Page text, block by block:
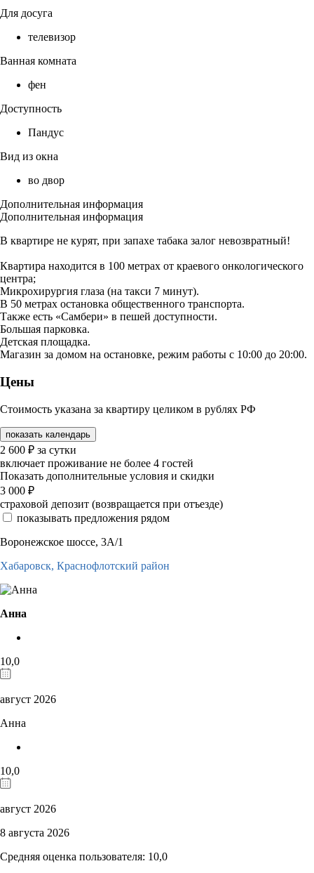
Для досуга
телевизор
Ванная комната
фен
Доступность
Пандус
Вид из окна
во двор
Дополнительная информация
Дополнительная информация
В квартире не курят, при запахе табака залог невозвратный!
Квартира находится в 100 метрах от краевого онкологического
центра;
Микрохирургия глаза (на такси 7 минут).
В 50 метрах остановка общественного транспорта.
Также есть «Самбери» в пешей доступности.
Большая парковка.
Детская площадка.
Магазин за домом на остановке, режим работы с 10:00 до 20:00.
Цены
Стоимость указана за квартиру целиком в рублях РФ
показать календарь
2 600 ₽ за сутки
включает проживание не более 4 гостей
Показать дополнительные условия и скидки
3 000 ₽
страховой депозит (возвращается при отъезде)
показывать предложения рядом
Воронежское шоссе, 3А/1
Хабаровск, Краснофлотский район
Анна
10,0
август 2026
Анна
10,0
август 2026
8 августа 2026
Средняя оценка пользователя: 10,0